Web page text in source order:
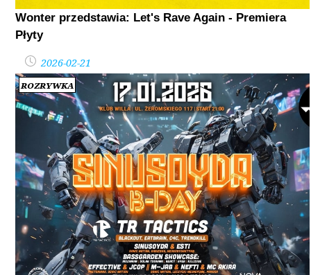
Wonter przedstawia: Let's Rave Again - Premiera
Płyty
2026-02-21
Rozrywka